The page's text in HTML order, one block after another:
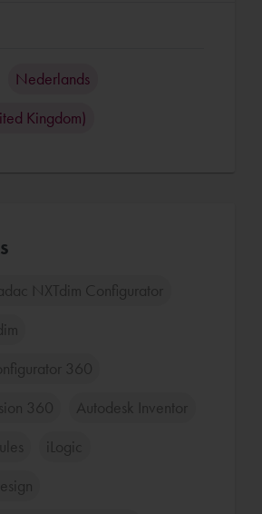
Nederlands
Kingdom)
NXTdim Configurator
360
360 Autodesk Inventor
iLogic